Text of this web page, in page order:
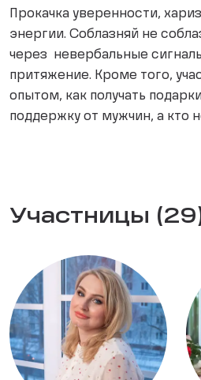
Прокачка уверенности,
энергии. Соблазняй не
через невербальные
притяжение. Кроме того,
опытом, как получать
поддержку от мужчин, а кто
Участницы